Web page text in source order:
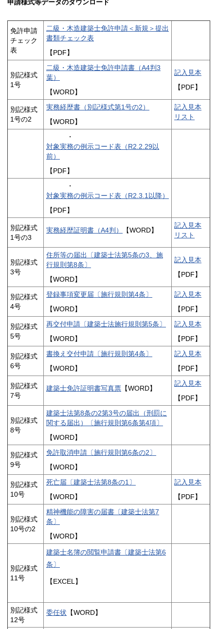
申請様式等データのダウンロード
免許申請
チェック
表
二級・木造建築士免許申請＜新規＞提出
書類チェック表
【PDF】
別記様式
1号
二級・木造建築士免許申請書（A4判3
葉）
【WORD】
記入見本
【PDF】
別記様式
1号の2
実務経歴書（別記様式第1号の2）
【WORD】
記入見本
リスト
・
対象実務の例示コード表（R2.2.29以
前）
【PDF】
・
対象実務の例示コード表（R2.3.1以降）
【PDF】
別記様式
1号の3
実務経歴証明書（A4判） 【WORD】
記入見本
リスト
別記様式
3号
住所等の届出〔建築士法第5条の3、施
行規則第8条〕
【WORD】
記入見本
【PDF】
別記様式
4号
登録事項変更届〔施行規則第4条〕
【WORD】
記入見本
【PDF】
別記様式
5号
再交付申請〔建築士法施行規則第5条〕
【WORD】
記入見本
【PDF】
別記様式
6号
書換え交付申請〔施行規則第4条〕
【WORD】
記入見本
【PDF】
別記様式
7号
建築士免許証明書写真票 【WORD】
記入見本
【PDF】
別記様式
8号
建築士法第8条の2第3号の届出（刑罰に
関する届出）〔施行規則第6条第4項〕
【WORD】
別記様式
9号
免許取消申請〔施行規則第6条の2〕
【WORD】
別記様式
10号
死亡届〔建築士法第8条の1〕
【WORD】
記入見本
【PDF】
別記様式
10号の2
精神機能の障害の届書〔建築士法第7
条〕
【WORD】
別記様式
11号
建築士名簿の閲覧申請書〔建築士法第6
条〕
【EXCEL】
別記様式
12号
委任状 【WORD】